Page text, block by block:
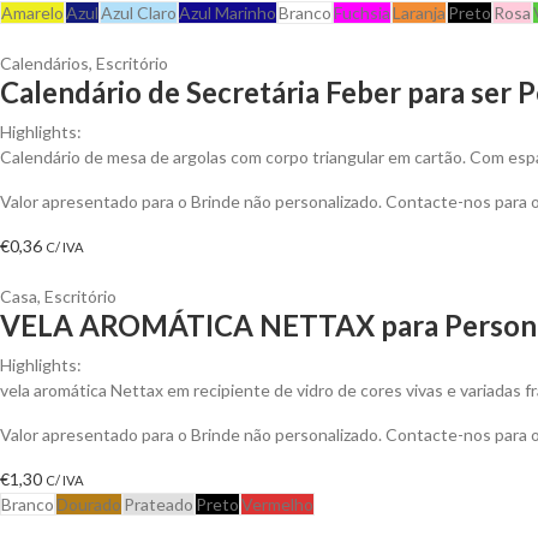
AmareloAzulAzul ClaroAzul MarinhoBrancoFuchsiaLaranja Preto Rosa
Calendários, Escritório
Calendário de Secretária Feber para ser
Highlights:
Calendário de mesa de argolas com corpo triangular em cartão. Com
Valor apresentado para o Brinde não personalizado. Contacte-nos
€0,36 C/ IVA
Casa, Escritório
VELA AROMÁTICA NETTAX para
Highlights:
vela aromática Nettax em recipiente de vidro de cores vivas e variadas
Valor apresentado para o Brinde não personalizado. Contacte-nos
€1,30 C/ IVA
Branco Dourado Prateado PretoVermelho